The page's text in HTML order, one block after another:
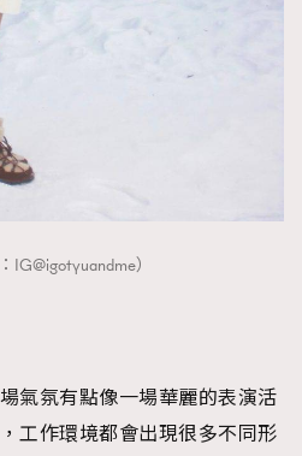
IG@igotyuandme）
氣氛有點像一場華麗的表演活
工作環境都會出現很多不同形